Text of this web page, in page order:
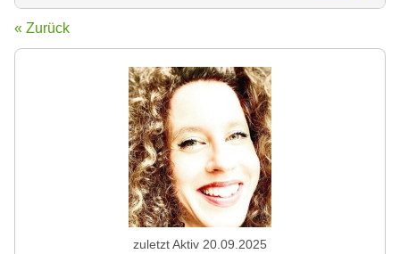
« Zurück
zuletzt Aktiv 20.09.2025